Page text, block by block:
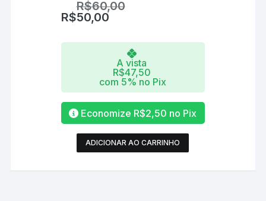
R$60,00
R$50,00
A vista
R$47,50
com 5% no Pix
Economize R$2,50 no Pix
ADICIONAR AO CARRINHO